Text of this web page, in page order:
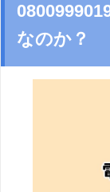
なのか？